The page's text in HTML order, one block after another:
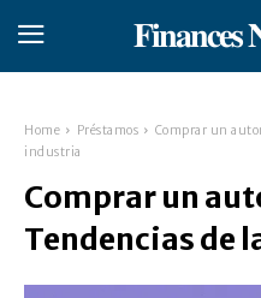
𝐅𝐢𝐧𝐚𝐧𝐜𝐞𝐬
Home Préstamos
Comprar un
industria
Comprar un
Tendencias de